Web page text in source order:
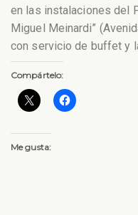
en las instalaciones del
Miguel Meinardi”
con servicio de buffet y
Compártelo:
Me gusta: